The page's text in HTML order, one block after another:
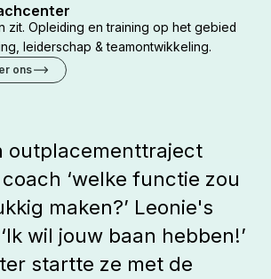
zit. Opleiding en training op het gebied
leiderschap & teamontwikkeling.
ons
outplacementtraject
‘welke functie zou
maken?’ Leonie's
wil jouw baan hebben!’
startte ze met de